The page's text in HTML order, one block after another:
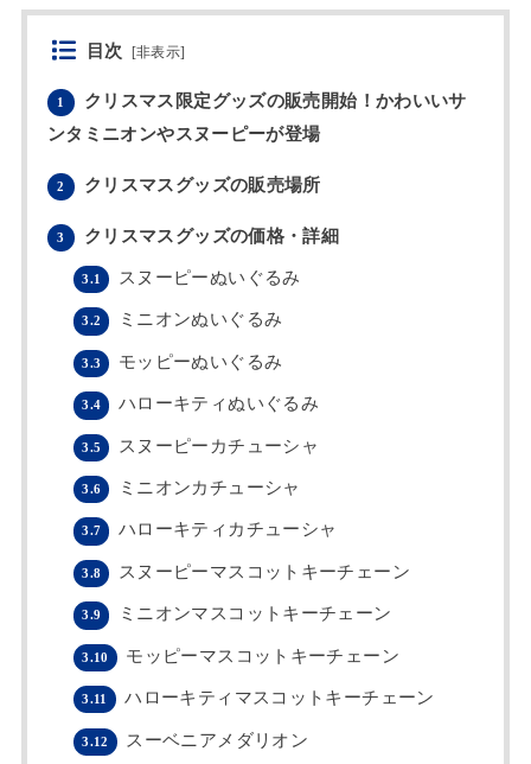
目次 [非表示]
1
クリスマス限定グッズの販売開始！かわいいサ
ンタミニオンやスヌーピーが登場
2 クリスマスグッズの販売場所
3 クリスマスグッズの価格・詳細
3.1 スヌーピーぬいぐるみ
3.2 ミニオンぬいぐるみ
3.3 モッピーぬいぐるみ
3.4 ハローキティぬいぐるみ
3.5 スヌーピーカチューシャ
3.6 ミニオンカチューシャ
3.7 ハローキティカチューシャ
3.8 スヌーピーマスコットキーチェーン
3.9 ミニオンマスコットキーチェーン
3.10 モッピーマスコットキーチェーン
3.11 ハローキティマスコットキーチェーン
3.12 スーベニアメダリオン